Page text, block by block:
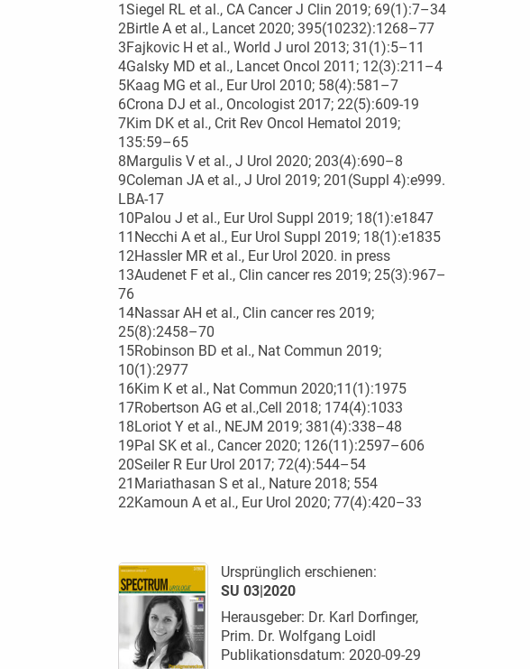
1Siegel RL et al., CA Cancer J Clin 2019; 69(1):7–34
2Birtle A et al., Lancet 2020; 395(10232):1268–77
3Fajkovic H et al., World J urol 2013; 31(1):5–11
4Galsky MD et al., Lancet Oncol 2011; 12(3):211–4
5Kaag MG et al., Eur Urol 2010; 58(4):581–7
6Crona DJ et al., Oncologist 2017; 22(5):609-19
7Kim DK et al., Crit Rev Oncol Hematol 2019;
135:59–65
8Margulis V et al., J Urol 2020; 203(4):690–8
9Coleman JA et al., J Urol 2019; 201(Suppl 4):e999.
LBA-17
10Palou J et al., Eur Urol Suppl 2019; 18(1):e1847
11Necchi A et al., Eur Urol Suppl 2019; 18(1):e1835
12Hassler MR et al., Eur Urol 2020. in press
13Audenet F et al., Clin cancer res 2019; 25(3):967–
76
14Nassar AH et al., Clin cancer res 2019;
25(8):2458–70
15Robinson BD et al., Nat Commun 2019;
10(1):2977
16Kim K et al., Nat Commun 2020;11(1):1975
17Robertson AG et al.,Cell 2018; 174(4):1033
18Loriot Y et al., NEJM 2019; 381(4):338–48
19Pal SK et al., Cancer 2020; 126(11):2597–606
20Seiler R Eur Urol 2017; 72(4):544–54
21Mariathasan S et al., Nature 2018; 554
22Kamoun A et al., Eur Urol 2020; 77(4):420–33
Ursprünglich erschienen:
SU 03|2020
Herausgeber: Dr. Karl Dorfinger,
Prim. Dr. Wolfgang Loidl
Publikationsdatum: 2020-09-29